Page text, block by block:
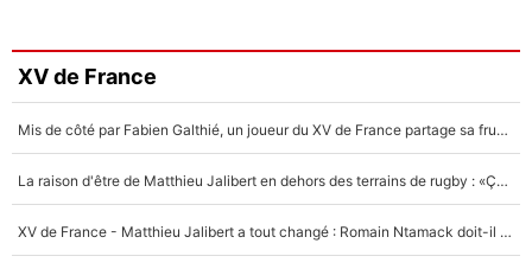
Faris Moumbagna
5%
Un autre joueur
5%
XV de France
Mis de côté par Fabien Galthié, un joueur du XV de France partage sa frustration : «ils ne me l’ont pas dit tout de suite»
La raison d'être de Matthieu Jalibert en dehors des terrains de rugby : «Ça m'atteint autant que si tu touches à un membre de ma famille»
XV de France - Matthieu Jalibert a tout changé : Romain Ntamack doit-il s’inquiéter pour sa place à un an de la Coupe du monde ?